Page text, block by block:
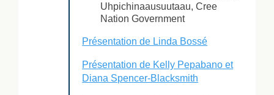
Uhpichinaausuutaau, Cree
Nation Government
Présentation de Linda Bossé
Présentation de Kelly Pepabano et
Diana Spencer-Blacksmith